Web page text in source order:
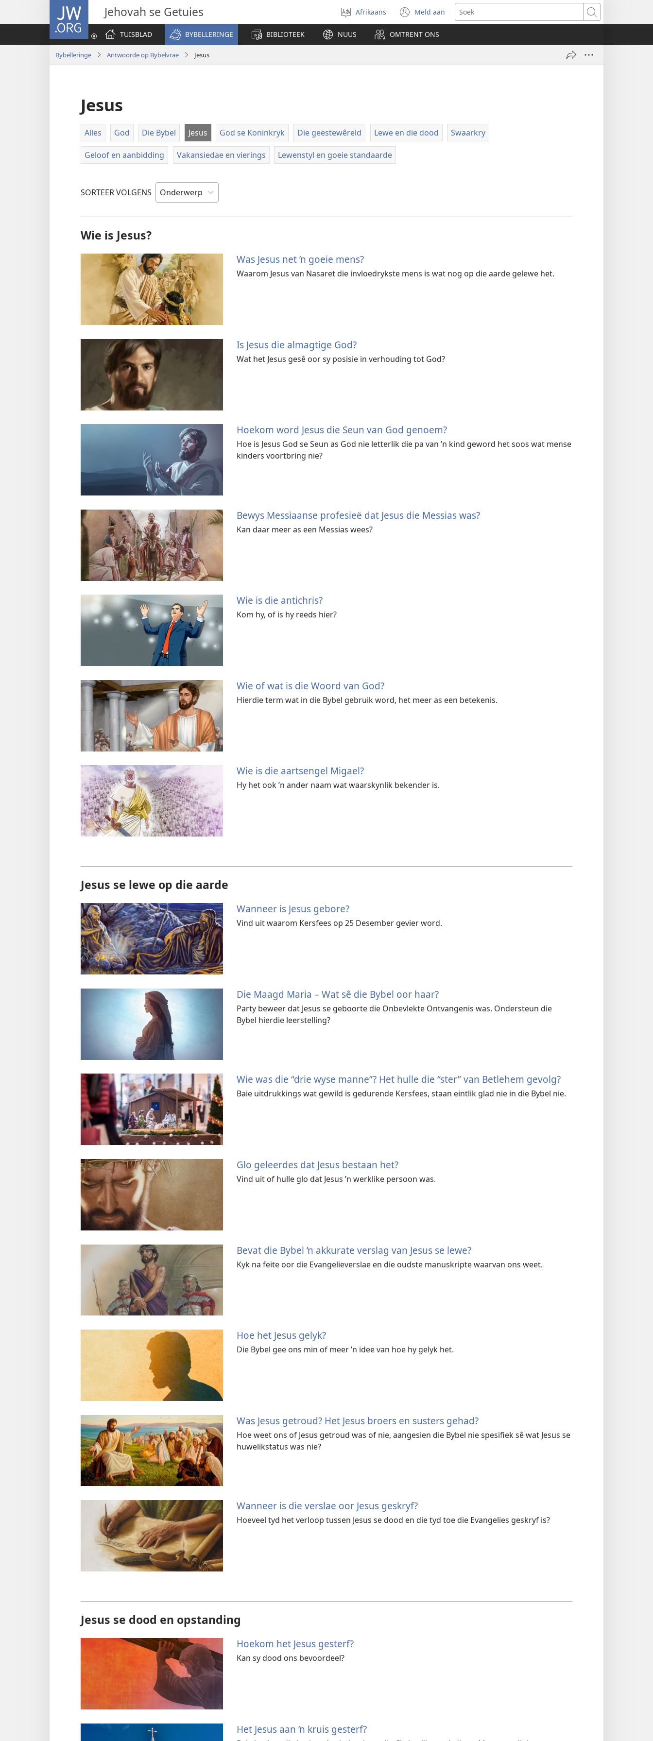
JW.ORG Jehovah se Getuies
Kies
taal
Afrikaans Meld aan
(maak
nuwe
venster
oop)
Soek
TUISBLAD
BYBELLERINGE BIBLIOTEEK NUUS OMTRENT ONS
Bybelleringe Antwoorde op Bybelvrae Jesus
Jesus
Alles God Die Bybel Jesus God se Koninkryk Die geestewêreld Lewe en die dood Swaarkry
Geloof en aanbidding Vakansiedae en vierings Lewenstyl en goeie standaarde
SORTEER VOLGENS
Wie is Jesus?
Was Jesus net ’n goeie mens?
Waarom Jesus van Nasaret die invloedrykste mens is wat nog op die aarde gelewe het.
Is Jesus die almagtige God?
Wat het Jesus gesê oor sy posisie in verhouding tot God?
Hoekom word Jesus die Seun van God genoem?
Hoe is Jesus God se Seun as God nie letterlik die pa van ’n kind geword het soos wat mense
kinders voortbring nie?
Bewys Messiaanse profesieë dat Jesus die Messias was?
Kan daar meer as een Messias wees?
Wie is die antichris?
Kom hy, of is hy reeds hier?
Wie of wat is die Woord van God?
Hierdie term wat in die Bybel gebruik word, het meer as een betekenis.
Wie is die aartsengel Migael?
Hy het ook ’n ander naam wat waarskynlik bekender is.
Jesus se lewe op die aarde
Wanneer is Jesus gebore?
Vind uit waarom Kersfees op 25 Desember gevier word.
Die Maagd Maria​ – Wat sê die Bybel oor haar?
Party beweer dat Jesus se geboorte die Onbevlekte Ontvangenis was. Ondersteun die
Bybel hierdie leerstelling?
Wie was die “drie wyse manne”? Het hulle die “ster” van Betlehem gevolg?
Baie uitdrukkings wat gewild is gedurende Kersfees, staan eintlik glad nie in die Bybel nie.
Glo geleerdes dat Jesus bestaan het?
Vind uit of hulle glo dat Jesus ’n werklike persoon was.
Bevat die Bybel ’n akkurate verslag van Jesus se lewe?
Kyk na feite oor die Evangelieverslae en die oudste manuskripte waarvan ons weet.
Hoe het Jesus gelyk?
Die Bybel gee ons min of meer ’n idee van hoe hy gelyk het.
Was Jesus getroud? Het Jesus broers en susters gehad?
Hoe weet ons of Jesus getroud was of nie, aangesien die Bybel nie spesifiek sê wat Jesus se
huwelikstatus was nie?
Wanneer is die verslae oor Jesus geskryf?
Hoeveel tyd het verloop tussen Jesus se dood en die tyd toe die Evangelies geskryf is?
Jesus se dood en opstanding
Hoekom het Jesus gesterf?
Kan sy dood ons bevoordeel?
Het Jesus aan ’n kruis gesterf?